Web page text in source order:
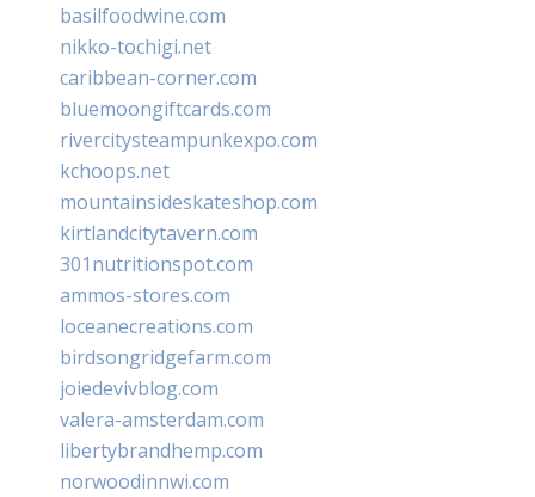
basilfoodwine.com
nikko-tochigi.net
caribbean-corner.com
bluemoongiftcards.com
rivercitysteampunkexpo.com
kchoops.net
mountainsideskateshop.com
kirtlandcitytavern.com
301nutritionspot.com
ammos-stores.com
loceanecreations.com
birdsongridgefarm.com
joiedevivblog.com
valera-amsterdam.com
libertybrandhemp.com
norwoodinnwi.com